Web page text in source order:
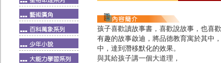
孩子喜歡讀故事書，喜歡說故事，也喜
有趣的故事啟迪，將品德教育寓於其中
中，達到潛移默化的效果。
與其給孩子講一個大道理，